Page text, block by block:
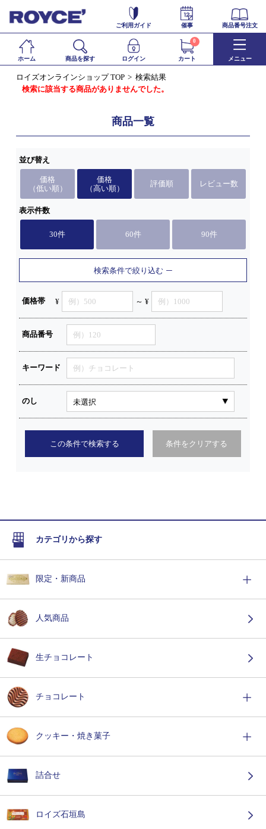
ご利用ガイド 催事 商品番号注文
ホーム 商品を探す ログイン カート
0
メニュー
ロイズオンラインショップ TOP
検索結果
検索に該当する商品がありませんでした。
商品一覧
並び替え
価格
（低い順）
価格
（高い順）
評価順 レビュー数
表示件数
30件 60件 90件
検索条件で絞り込む
価格帯 ¥ ～ ¥
商品番号
キーワード
のし
この条件で検索する 条件をクリアする
カテゴリから探す
限定・新商品
人気商品
生チョコレート
チョコレート
クッキー・焼き菓子
詰合せ
ロイズ石垣島